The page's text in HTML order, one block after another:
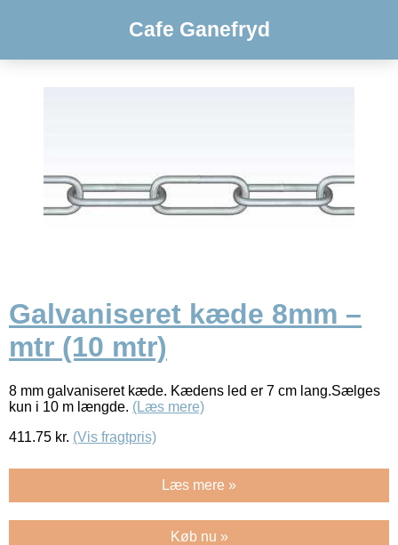
Cafe Ganefryd
Galvaniseret kæde 8mm –
mtr (10 mtr)
8 mm galvaniseret kæde. Kædens led er 7 cm lang.Sælges
kun i 10 m længde. (Læs mere)
411.75 kr. (Vis fragtpris)
Læs mere »
Køb nu »